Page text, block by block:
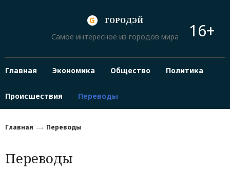
ГОРОДЭЙ
Самое интересное из городов мира
16+
Главная Экономика Общество Политика
Происшествия Переводы
Главная Переводы
Переводы